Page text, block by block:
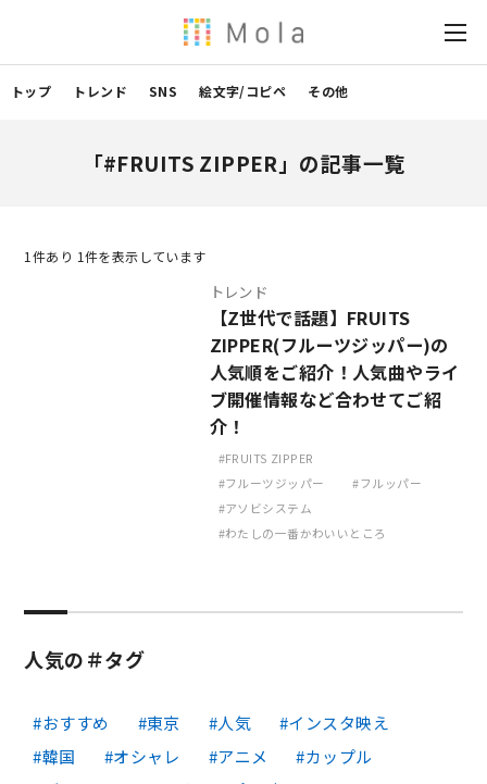
トップ トレンド SNS 絵文字/コピペ その他
「#FRUITS ZIPPER」の記事一覧
1 件あり 1件を表示しています
トレンド
【Z世代で話題】FRUITS
ZIPPER(フルーツジッパー)の
人気順をご紹介！人気曲やライ
ブ開催情報など合わせてご紹
介！
FRUITS ZIPPER
フルーツジッパー
フルッパー
アソビシステム
わたしの一番かわいいところ
人気の＃タグ
おすすめ 東京 人気
インスタ映え
韓国
オシャレ アニメ
カップル